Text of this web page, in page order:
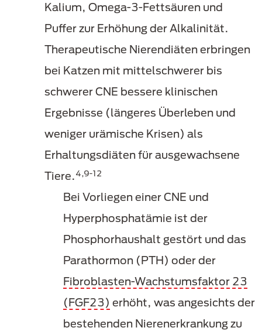
Kalium, Omega-3-Fettsäuren und
Puffer zur Erhöhung der Alkalinität.
Therapeutische Nierendiäten erbringen
bei Katzen mit mittelschwerer bis
schwerer CNE bessere klinischen
Ergebnisse (längeres Überleben und
weniger urämische Krisen) als
Erhaltungsdiäten für ausgewachsene
Tiere.4,9-12
Bei Vorliegen einer CNE und
Hyperphosphatämie ist der
Phosphorhaushalt gestört und das
Parathormon (PTH) oder der
Fibroblasten-Wachstumsfaktor 23
(FGF23) erhöht, was angesichts der
bestehenden Nierenerkrankung zu